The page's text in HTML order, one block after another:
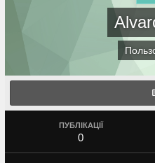
ПУБЛІКАЦІЇ
0